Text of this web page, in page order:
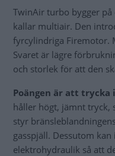
TwinAir turbo bygger
kallar multiair. Den
fyrcylindriga Firemotor.
Svaret är lägre
och storlek för att den
Poängen är att trycka
håller högt, jämnt tryck,
styr
gasspjäll. Dessutom
elektrohydraulik så att